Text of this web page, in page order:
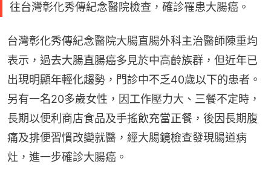
往台灣彰化秀傳紀念醫院檢查，確診罹患大腸癌。
台灣彰化秀傳紀念醫院大腸直腸外科主治醫師陳重均
表示，過去大腸直腸癌多見於中高齡族群，但近年已
出現明顯年輕化趨勢，門診中不乏40歲以下的患者。
另有一名20多歲女性，因工作壓力大、三餐不定時，
長期以便利商店食品及手搖飲充當正餐，後因長期腹
痛及排便習慣改變就醫，經大腸鏡檢查發現腸道病
灶，進一步確診大腸癌。